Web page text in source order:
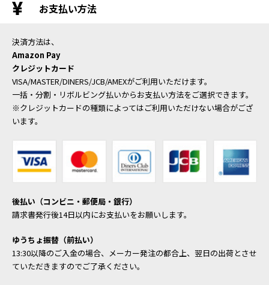
お支払い方法
決済方法は、
Amazon Pay
クレジットカード
VISA/MASTER/DINERS/JCB/AMEXがご利用いただけます。
一括・分割・リボルビング払いからお支払い方法をご選択できます。
※クレジットカードの種類によってはご利用いただけない場合がござ
います。
後払い（コンビニ・郵便局・銀行）
請求書発行後14日以内にお支払いをお願いします。
ゆうちょ振替（前払い）
13:30以降のご入金の場合、メーカー発注の都合上、翌日の出荷とさせ
ていただきますのでご了承ください。